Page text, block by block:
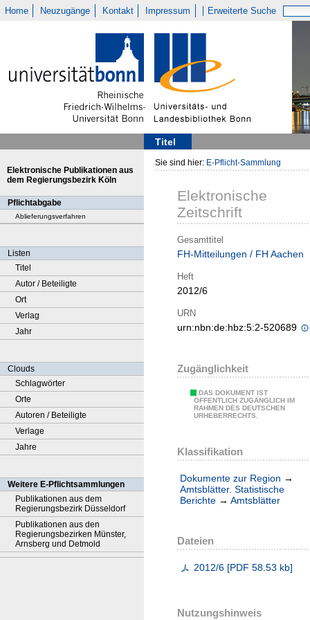
Home Neuzugänge Kontakt Impressum Erweiterte Suche
Titel
Elektronische Publikationen aus
dem Regierungsbezirk Köln
Pflichtabgabe
Ablieferungsverfahren
Listen
Titel
Autor / Beteiligte
Ort
Verlag
Jahr
Clouds
Schlagwörter
Orte
Autoren / Beteiligte
Verlage
Jahre
Weitere E-Pflichtsammlungen
Publikationen aus dem
Regierungsbezirk Düsseldorf
Publikationen aus den
Regierungsbezirken Münster,
Arnsberg und Detmold
Sie sind hier: E-Pflicht-Sammlung
Elektronische
Zeitschrift
Gesamttitel
FH-Mitteilungen / FH Aachen
Heft
2012/6
URN
urn:nbn:de:hbz:5:2-520689
Zugänglichkeit
DAS DOKUMENT IST
ÖFFENTLICH ZUGÄNGLICH IM
RAHMEN DES DEUTSCHEN
URHEBERRECHTS.
Klassifikation
Dokumente zur Region →
Amtsblätter. Statistische
Berichte → Amtsblätter
Dateien
2012/6 [PDF 58.53 kb]
Nutzungshinweis